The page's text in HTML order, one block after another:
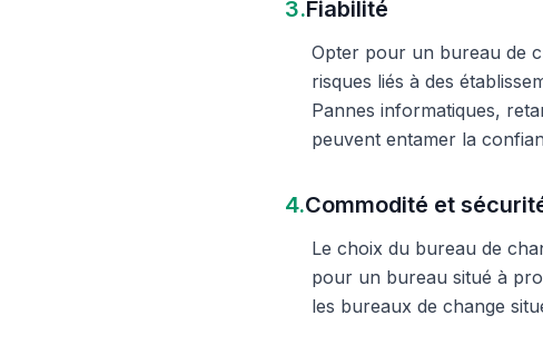
3.Fiabilité
Opter pour un bureau de
risques liés à des
Pannes informatiques,
peuvent entamer la
4.Commodité et
Le choix du bureau de
pour un bureau situé à
les bureaux de change